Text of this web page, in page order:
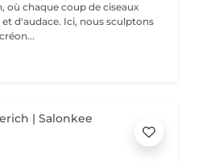
où chaque coup de ciseaux
d'audace. Ici, nous sculptons